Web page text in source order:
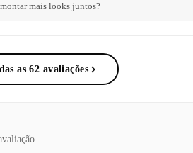
mais looks juntos?
as 62 avaliações